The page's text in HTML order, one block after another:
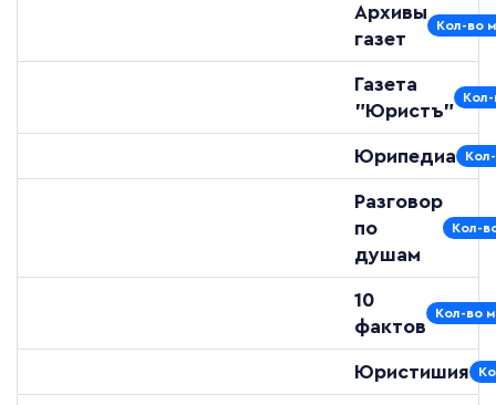
Архивы
газет
Кол-во
Газета
"Юристъ"
Юрипедиа
Разговор
по
душам
Кол-
10
фактов
Кол-во
Юристишия